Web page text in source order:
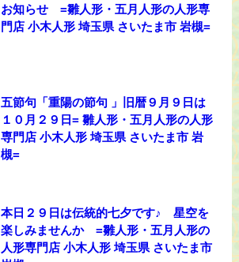
お知らせ =雛人形・五月人形の人形専
門店 小木人形 埼玉県 さいたま市 岩槻=
五節句「重陽の節句 」旧暦９月９日は
１０月２９日= 雛人形・五月人形の人形
専門店 小木人形 埼玉県 さいたま市 岩
槻=
本日２９日は伝統的七夕です♪ 星空を
楽しみませんか =雛人形・五月人形の
人形専門店 小木人形 埼玉県 さいたま市